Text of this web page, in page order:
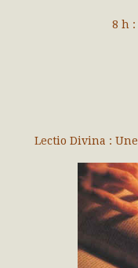
8 h :
Lectio Divina :